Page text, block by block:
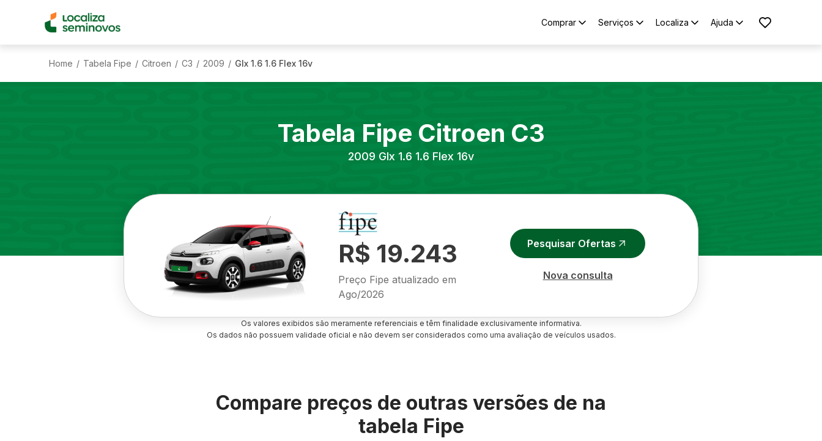
Comprar Serviços Localiza Ajuda
Home / Tabela Fipe / Citroen / C3 / 2009 / Glx 1.6 1.6 Flex 16v
Tabela Fipe Citroen C3
2009 Glx 1.6 1.6 Flex 16v
R$ 19.243
Preço Fipe atualizado em
Ago/2026
Pesquisar Ofertas
Nova consulta
Os valores exibidos são meramente referenciais e têm finalidade exclusivamente informativa.
Os dados não possuem validade oficial e não devem ser considerados como uma avaliação de veículos usados.
Compare preços de outras versões de na
tabela Fipe